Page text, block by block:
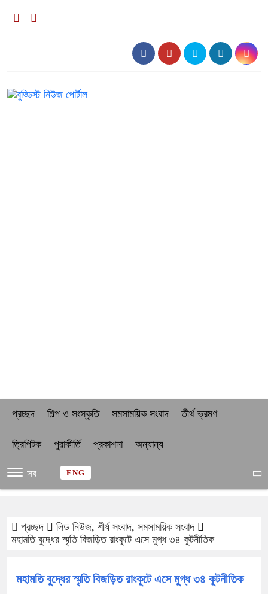
প্রচ্ছদ শিল্প ও সংস্কৃতি সমসাময়িক সংবাদ তীর্থ ভ্রমণ
ত্রিপিটক পুরাকীর্তি প্রকাশনা অন্যান্য
সব ENG
প্রচ্ছদ লিড নিউজ, শীর্ষ সংবাদ, সমসাময়িক সংবাদ
মহামতি বুদ্ধের স্মৃতি বিজড়িত রাংকূটে এসে মুগ্ধ ৩৪ কূটনীতিক
মহামতি বুদ্ধের স্মৃতি বিজড়িত রাংকূটে এসে মুগ্ধ ৩৪ কূটনীতিক